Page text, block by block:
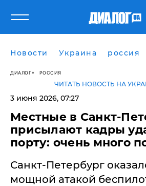
Новости Украина россия
ДИАЛОГ РОССИЯ
ЧИТАТЬ НОВОСТЬ НА
3 июня 2026, 07:27
Местные в Санкт-
присылают кадры
порту: очень много
Санкт-Петербург
мощной атакой